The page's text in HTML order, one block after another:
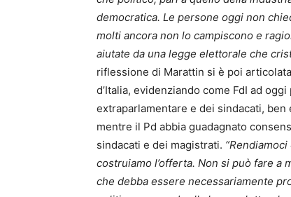
democratica. Le persone oggi non
molti ancora non lo campiscono e
aiutate da una legge elettorale che
riflessione di Marattin si è poi
d’Italia, evidenziando come FdI ad
extraparlamentare e dei sindacati,
mentre il Pd abbia guadagnato
sindacati e dei magistrati.
costruiamo l’offerta. Non si può fare
che debba essere necessariamente